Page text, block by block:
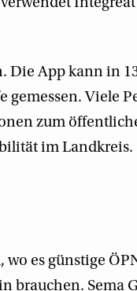
Die App kann in
gemessen. Viele
zum
im Landkreis.
es günstige
brauchen. Sema